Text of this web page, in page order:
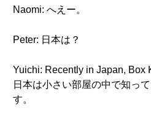
Naomi: へえー。
Peter: 日本は？
Yuichi: Recently in Japan, Box
日本は小さい部屋の中で知っ
す。